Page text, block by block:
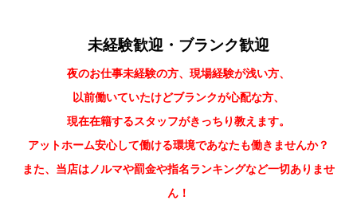
未経験歓迎・ブランク歓迎
夜のお仕事未経験の方、現場経験が浅い方、
以前働いていたけどブランクが心配な方、
現在在籍するスタッフがきっちり教えます。
アットホーム安心して働ける環境であなたも働きませんか？
また、当店はノルマや罰金や指名ランキングなど一切ありませ
ん！